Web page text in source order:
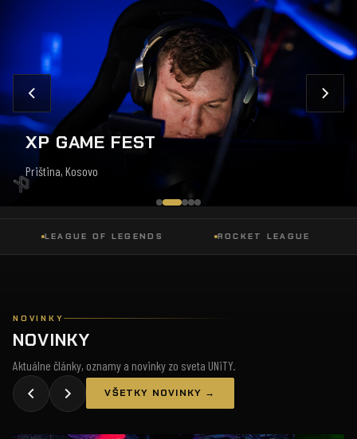
XP GAME FEST
Priština, Kosovo
LEAGUE OF LEGENDS ROCKET LEAGUE
NOVINKY
NOVINKY
Aktuálne články, oznamy a novinky zo sveta UNiTY.
VŠETKY NOVINKY →